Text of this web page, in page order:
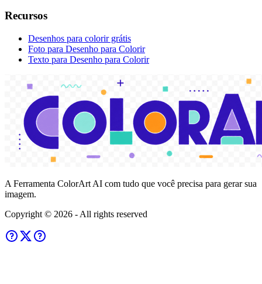
Recursos
Desenhos para colorir grátis
Foto para Desenho para Colorir
Texto para Desenho para Colorir
A Ferramenta ColorArt AI com tudo que você precisa para gerar sua
imagem.
Copyright © 2026 - All rights reserved